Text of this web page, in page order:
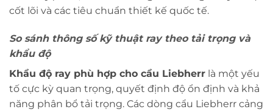
cốt lõi và các tiêu chuẩn thiết kế quốc tế.
So sánh thông số kỹ thuật ray theo tải trọng và
khẩu độ
Khẩu độ ray phù hợp cho cẩu Liebherr là một yếu
tố cực kỳ quan trọng, quyết định độ ổn định và khả
năng phân bổ tải trọng. Các dòng cẩu Liebherr cảng